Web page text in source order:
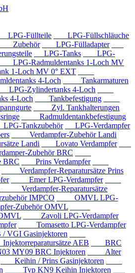
LPG-Füllteile
LPG-Füllschläuche
LPG-Fülladapter
LPG-Tanks
LPG-
Radmuldentanks 1-Loch MV
1-Loch MV 0° EXT
4-Loch
Tankarmaturen
Zylindertanks 4-Loch
4-Loch
Tankbefestigung
Zyl. Tankhalterungen
Radmuldentankbefestigung
Tankzubehör
LPG-Verdampfer
Verdampfer-Zubehör Landi
Landi
Lovato Verdampfer
Zubehör BRC
BRC
Prins Verdampfer
Verdampfer-Reparatursätze Prins
Emer LPG-Verdampfer
Verdampfer-Reparatursätze
IMPCO
OMVL LPG-
Zubehör OMVL
Zavoli LPG-Verdampfer
Tomasetto LPG-Verdampfer
Gasinjektoren
AEB
BRC
MY09 BRC Injektoren
Alter
Keihin / Prins Gasinjektoren
Typ KN9 Keihin Injektoren